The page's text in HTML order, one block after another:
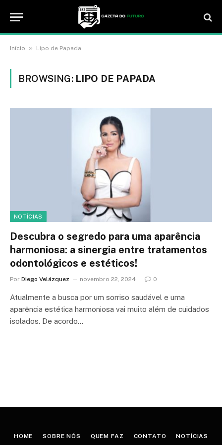
Início » Lipo de Papada
BROWSING: LIPO DE PAPADA
NOTÍCIAS
Descubra o segredo para uma aparência
harmoniosa: a sinergia entre tratamentos
odontológicos e estéticos!
Por Diego Velázquez novembro 22, 2024 0
Atualmente a busca por um sorriso saudável e uma
aparência estética harmoniosa vai muito além de cuidados
isolados. De acordo…
HOME SOBRE NÓS QUEM FAZ CONTATO NOTÍCIAS